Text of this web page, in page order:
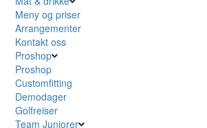
Meny og priser
Arrangementer
Kontakt oss
Proshop
Proshop
Customfitting
Demodager
Golfreiser
Team Juniorer